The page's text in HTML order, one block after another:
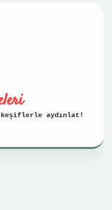
aydınlat!